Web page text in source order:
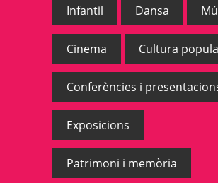
Infantil Dansa
Cinema Cultura
Conferències i
Exposicions
Patrimoni i memòria